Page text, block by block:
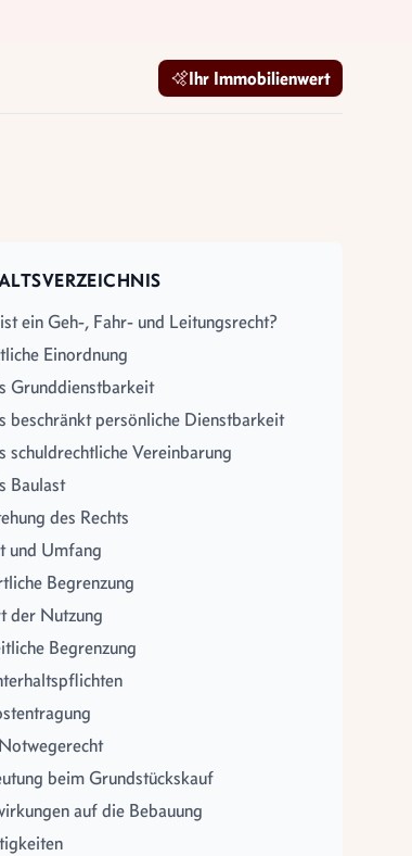
Ihr Immobilienwert
ein Geh-, Fahr- und Leitungsrecht?
Einordnung
Grunddienstbarkeit
beschränkt persönliche Dienstbarkeit
schuldrechtliche Vereinbarung
Baulast
des Rechts
und Umfang
Begrenzung
der Nutzung
Begrenzung
beim Grundstückskauf
auf die Bebauung